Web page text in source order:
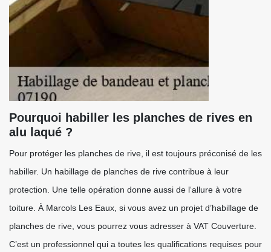
Pourquoi habiller les planches de rives en
alu laqué ?
Pour protéger les planches de rive, il est toujours préconisé de les
habiller. Un habillage de planches de rive contribue à leur
protection. Une telle opération donne aussi de l‘allure à votre
toiture. À Marcols Les Eaux, si vous avez un projet d’habillage de
planches de rive, vous pourrez vous adresser à VAT Couverture.
C’est un professionnel qui a toutes les qualifications requises pour